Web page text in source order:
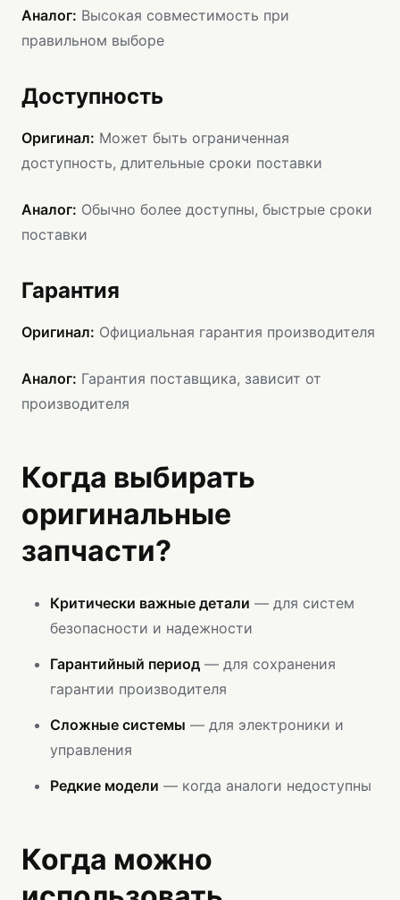
Аналог: Высокая совместимость при
правильном выборе
Доступность
Оригинал: Может быть ограниченная
доступность, длительные сроки поставки
Аналог: Обычно более доступны, быстрые сроки
поставки
Гарантия
Оригинал: Официальная гарантия производителя
Аналог: Гарантия поставщика, зависит от
производителя
Когда выбирать
оригинальные
запчасти?
Критически важные детали — для систем
безопасности и надежности
Гарантийный период — для сохранения
гарантии производителя
Сложные системы — для электроники и
управления
Редкие модели — когда аналоги недоступны
Когда можно